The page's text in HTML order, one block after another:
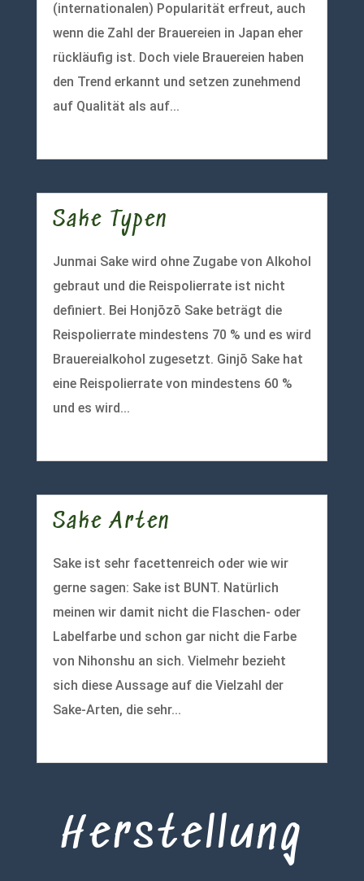
(internationalen) Popularität erfreut, auch
wenn die Zahl der Brauereien in Japan eher
rückläufig ist. Doch viele Brauereien haben
den Trend erkannt und setzen zunehmend
auf Qualität als auf...
Sake Typen
Junmai Sake wird ohne Zugabe von Alkohol
gebraut und die Reispolierrate ist nicht
definiert. Bei Honjōzō Sake beträgt die
Reispolierrate mindestens 70 % und es wird
Brauereialkohol zugesetzt. Ginjō Sake hat
eine Reispolierrate von mindestens 60 %
und es wird...
Sake Arten
Sake ist sehr facettenreich oder wie wir
gerne sagen: Sake ist BUNT. Natürlich
meinen wir damit nicht die Flaschen- oder
Labelfarbe und schon gar nicht die Farbe
von Nihonshu an sich. Vielmehr bezieht
sich diese Aussage auf die Vielzahl der
Sake-Arten, die sehr...
Herstellung